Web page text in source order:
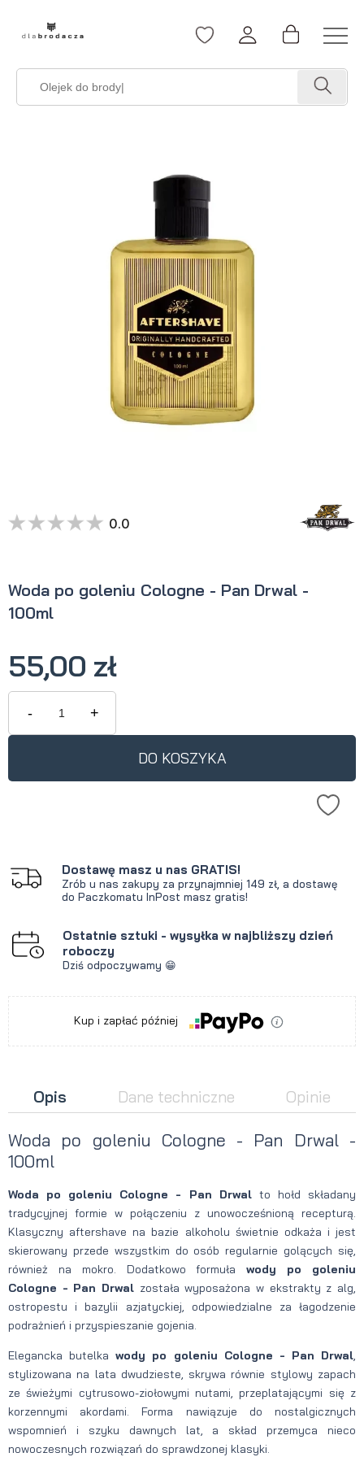
Woda po goleniu Cologne - Pan Drwal -
100ml
0.0
55,00 zł
- +
DO KOSZYKA
Dostawę masz u nas GRATIS!
Zrób u nas zakupy za przynajmniej 149 zł, a dostawę
do Paczkomatu InPost masz gratis!
Ostatnie sztuki - wysyłka w najbliższy dzień
roboczy
Dziś odpoczywamy 😁
Kup i zapłać później
Opis Dane techniczne Opinie
Woda po goleniu Cologne - Pan Drwal -
100ml
Woda po goleniu Cologne - Pan Drwal to hołd składany
tradycyjnej formie w połączeniu z unowocześnioną recepturą.
Klasyczny aftershave na bazie alkoholu świetnie odkaża i jest
skierowany przede wszystkim do osób regularnie golących się,
również na mokro. Dodatkowo formuławody po goleniu
Cologne - Pan Drwal została wyposażona w ekstrakty z alg,
ostropestu i bazylii azjatyckiej, odpowiedzialne za łagodzenie
podrażnień i przyspieszanie gojenia.
Elegancka butelkawody po goleniu Cologne - Pan Drwal,
stylizowana na lata dwudzieste, skrywa równie stylowy zapach
ze świeżymi cytrusowo-ziołowymi nutami, przeplatającymi się z
korzennymi akordami. Forma nawiązuje do nostalgicznych
wspomnień i szyku dawnych lat, a skład przemyca nieco
nowoczesnych rozwiązań do sprawdzonej klasyki.